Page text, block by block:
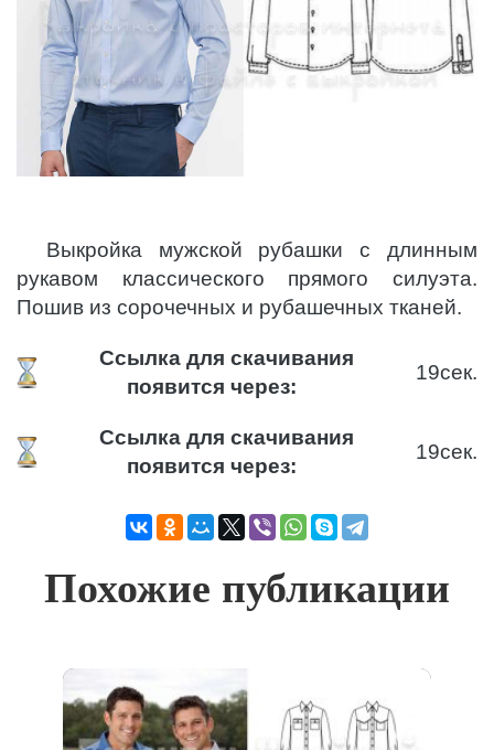
Выкройка мужской рубашки с длинным
рукавом классического прямого силуэта.
Пошив из сорочечных и рубашечных тканей.
Ссылка для скачивания
появится через:
19сек.
Ссылка для скачивания
появится через:
19сек.
Похожие публикации